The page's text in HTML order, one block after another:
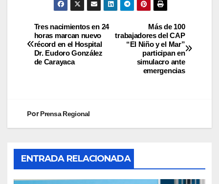
Más de 100
trabajadores del CAP
“El Niño y el Mar”
participan en
simulacro ante
emergencias
Tres nacimientos en 24
horas marcan nuevo
récord en el Hospital
Dr. Eudoro González
de Carayaca
PorPrensa Regional
ENTRADA RELACIONADA